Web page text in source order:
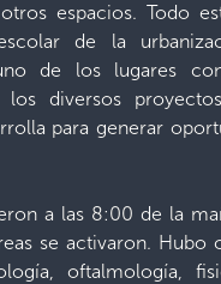
espacios. Todo
de la
de los lugares
los diversos
para generar
a las 8:00 de la
se activaron. Hubo
oftalmología,